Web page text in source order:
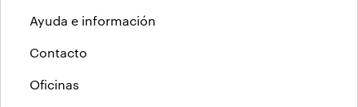
Ayuda e información
Contacto
Oficinas